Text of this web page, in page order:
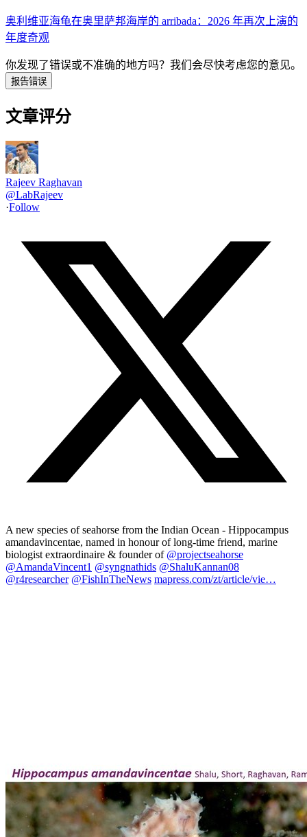
奥利维亚海龟在奥里萨邦海岸的 arribada：2026 年再次上演的
年度奇观
你发现了错误或不准确的地方吗？ 我们会尽快考虑您的意见。
报告错误
文章评分
Rajeev Raghavan
@LabRajeev
·Follow
A new species of seahorse from the Indian Ocean - Hippocampus
amandavincentae, named in honour of long-time friend, marine
biologist extraordinaire & founder of @projectseahorse
@AmandaVincent1 @syngnathids @ShaluKannan08
@r4researcher @FishInTheNews mapress.com/zt/article/vie…